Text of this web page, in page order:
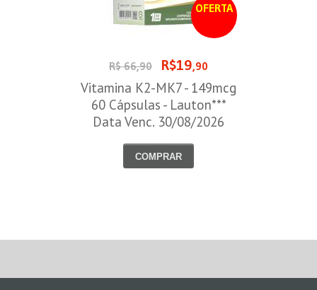
OFERTA
R$ 66,90 R$19,90
Vitamina K2-MK7 - 149mcg
60 Cápsulas - Lauton***
Data Venc. 30/08/2026
COMPRAR